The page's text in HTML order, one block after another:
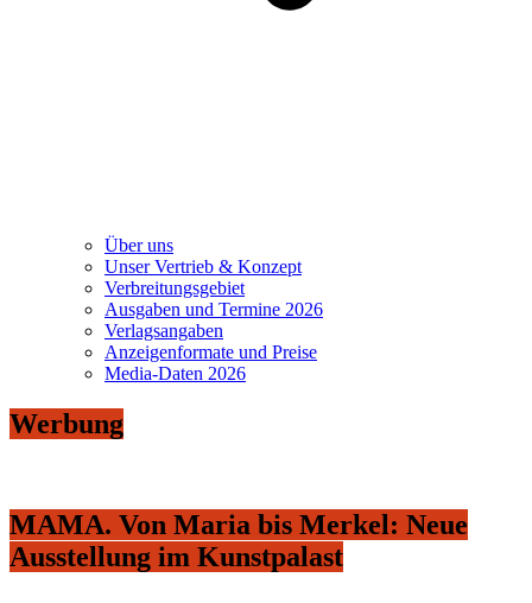
Über uns
Unser Vertrieb & Konzept
Verbreitungsgebiet
Ausgaben und Termine 2026
Verlagsangaben
Anzeigenformate und Preise
Media-Daten 2026
Werbung
MAMA. Von Maria bis Merkel: Neue
Ausstellung im Kunstpalast